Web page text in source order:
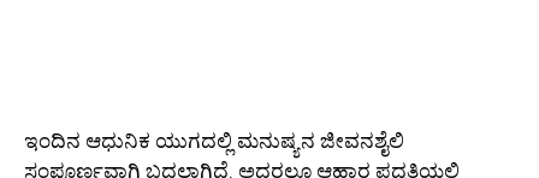
ಇಂದಿನ ಆಧುನಿಕ ಯುಗದಲ್ಲಿ ಮನುಷ್ಯನ ಜೀವನಶೈಲಿ
ಸಂಪೂರ್ಣವಾಗಿ ಬದಲಾಗಿದೆ. ಅದರಲ್ಲೂ ಆಹಾರ ಪದ್ಧತಿಯಲ್ಲಿ